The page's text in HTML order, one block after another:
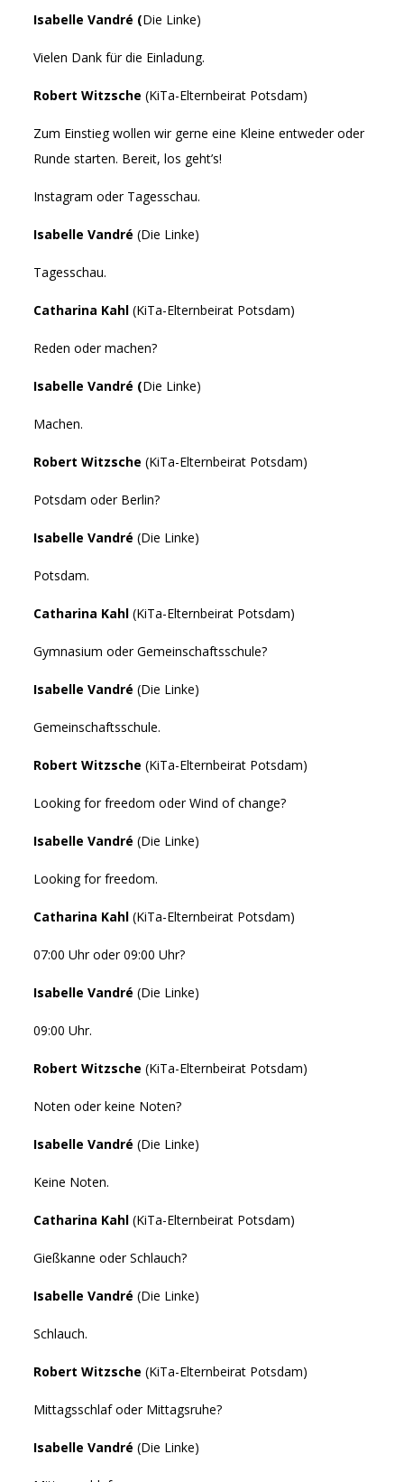
Isabelle Vandré (Die Linke)
Vielen Dank für die Einladung.
Robert Witzsche (KiTa-Elternbeirat Potsdam)
Zum Einstieg wollen wir gerne eine Kleine entweder oder
Runde starten. Bereit, los geht’s!
Instagram oder Tagesschau.
Isabelle Vandré (Die Linke)
Tagesschau.
Catharina Kahl (KiTa-Elternbeirat Potsdam)
Reden oder machen?
Isabelle Vandré (Die Linke)
Machen.
Robert Witzsche (KiTa-Elternbeirat Potsdam)
Potsdam oder Berlin?
Isabelle Vandré (Die Linke)
Potsdam.
Catharina Kahl(KiTa-Elternbeirat Potsdam)
Gymnasium oder Gemeinschaftsschule?
Isabelle Vandré(Die Linke)
Gemeinschaftsschule.
Robert Witzsche (KiTa-Elternbeirat Potsdam)
Looking for freedom oder Wind of change?
Isabelle Vandré (Die Linke)
Looking for freedom.
Catharina Kahl (KiTa-Elternbeirat Potsdam)
07:00 Uhr oder 09:00 Uhr?
Isabelle Vandré (Die Linke)
09:00 Uhr.
Robert Witzsche (KiTa-Elternbeirat Potsdam)
Noten oder keine Noten?
Isabelle Vandré (Die Linke)
Keine Noten.
Catharina Kahl (KiTa-Elternbeirat Potsdam)
Gießkanne oder Schlauch?
Isabelle Vandré (Die Linke)
Schlauch.
Robert Witzsche (KiTa-Elternbeirat Potsdam)
Mittagsschlaf oder Mittagsruhe?
Isabelle Vandré (Die Linke)